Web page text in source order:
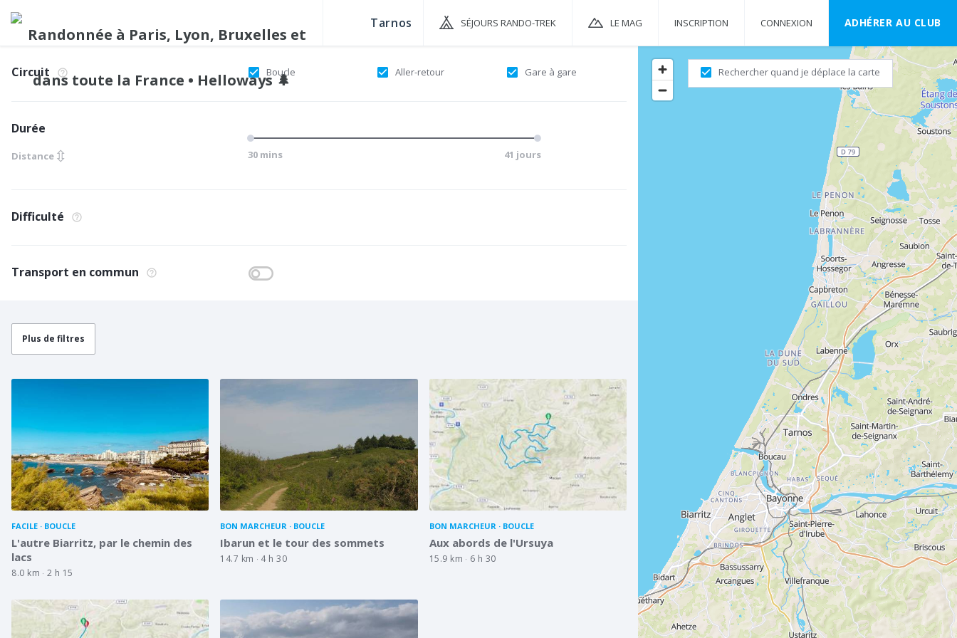
SÉJOURS RANDO-TREK LE MAG INSCRIPTION CONNEXION ADHÉRER AU CLUB
Circuit Boucle Aller-retour Gare à gare
Durée
Distance ⇳ 30 mins 41 jours
Difficulté
Transport en commun
Plus de filtres
FACILE BOUCLE
L'autre Biarritz, par le chemin des
lacs
8.0 km 2 h 15
BON MARCHEUR BOUCLE
Ibarun et le tour des sommets
14.7 km 4 h 30
BON MARCHEUR BOUCLE
Aux abords de l'Ursuya
15.9 km 6 h 30
Rechercher quand je déplace la carte